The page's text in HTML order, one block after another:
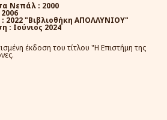
Νεπάλ : 2000
2022"Βιβλιοθήκη ΑΠΟΛΛΥΝΙΟΥ"
: Ιούνιος 2024
έκδοση του τίτλου "Η Επιστήμη της